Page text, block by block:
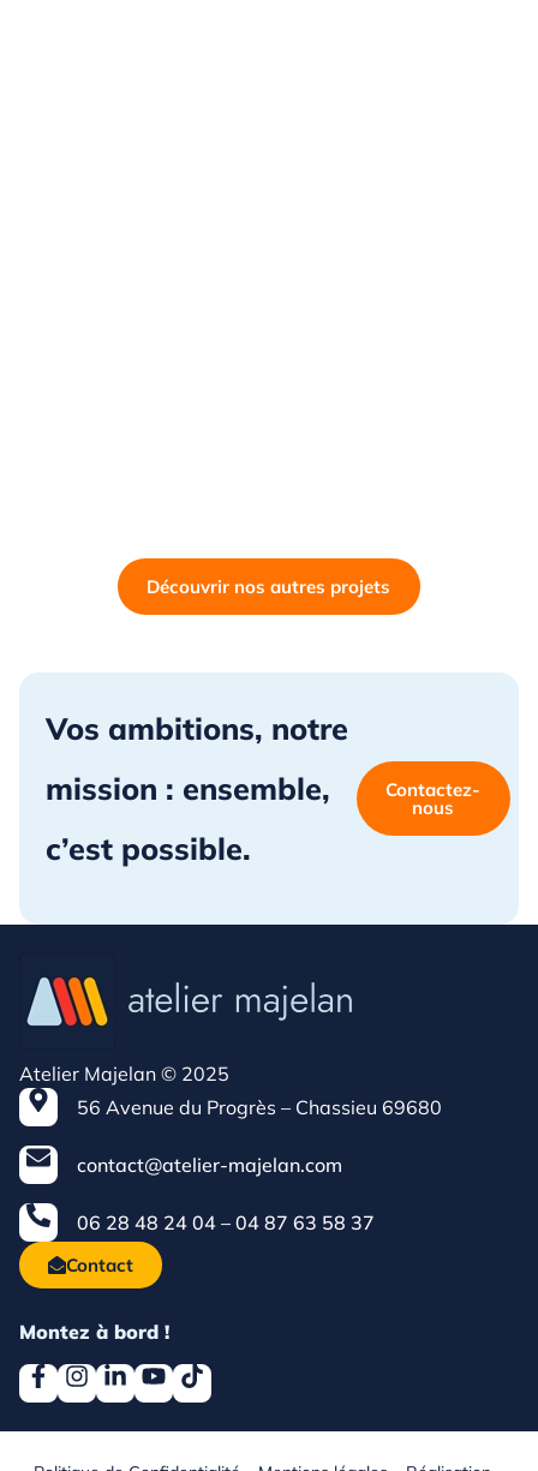
Découvrir nos autres projets
Vos ambitions, notre
mission : ensemble,
c’est possible.
Contactez-
nous
Atelier Majelan © 2025
56 Avenue du Progrès – Chassieu 69680
contact@atelier-majelan.com
06 28 48 24 04 – 04 87 63 58 37
Contact
Montez à bord !